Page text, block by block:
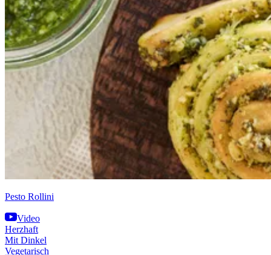
Pesto Rollini
Video
Herzhaft
Mit Dinkel
Vegetarisch